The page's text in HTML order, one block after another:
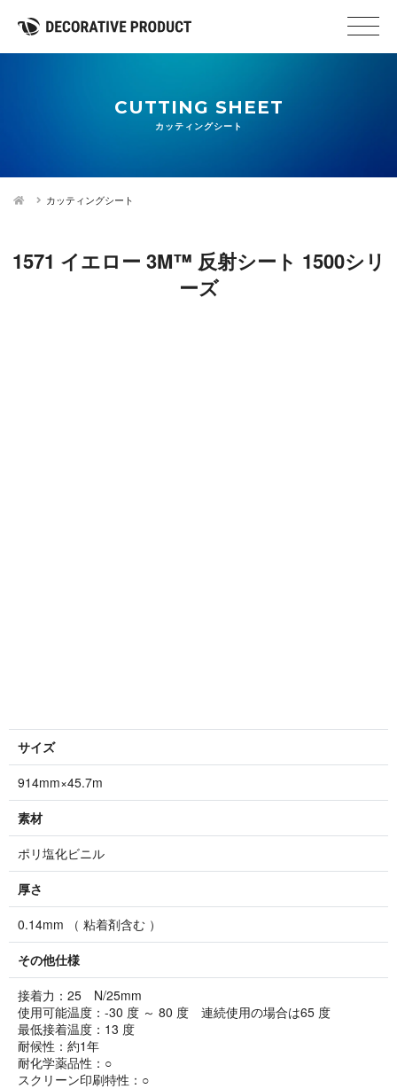
CUTTING SHEET
カッティングシート
カッティングシート
1571 イエロー 3M™ 反射シート 1500シリ
ーズ
サイズ
914mm×45.7m
素材
ポリ塩化ビニル
厚さ
0.14mm （ 粘着剤含む ）
その他仕様
接着力：25 N/25mm
使用可能温度：-30 度 ～ 80 度 連続使用の場合は65 度
最低接着温度：13 度
耐候性：約1年
耐化学薬品性：○
スクリーン印刷特性：○